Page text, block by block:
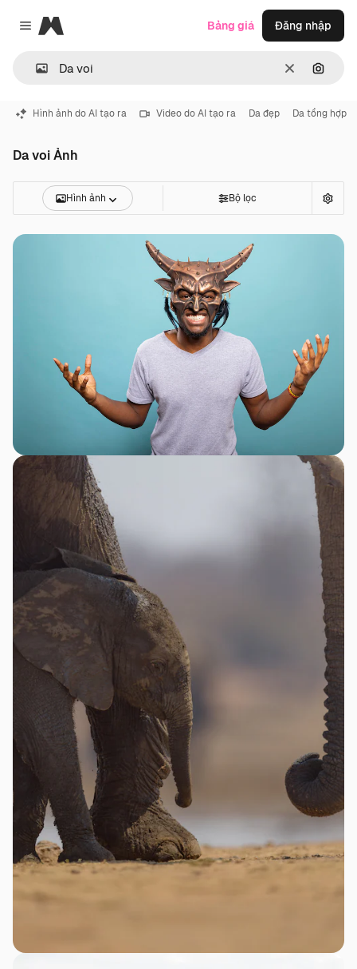
Close menu
Magnific
ThôngTìm
Bảng giá Đăng nhập
Hình ảnh do AI tạo ra Video do AI tạo ra Da đẹp Da tổng hợp
Da voi Ảnh
Hình ảnh Bộ lọc